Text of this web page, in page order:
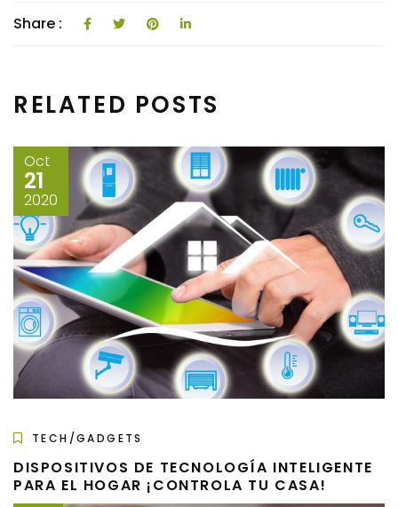
e
o
o
k
e l p
rti
r
Share :
RELATED POSTS
Oct
21
2020
TECH/GADGETS
DISPOSITIVOS DE TECNOLOGÍA INTELIGENTE
PARA EL HOGAR ¡CONTROLA TU CASA!